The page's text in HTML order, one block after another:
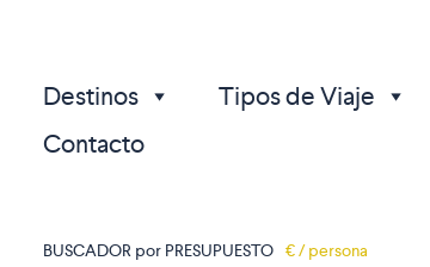
Destinos Tipos de Viaje
Contacto
BUSCADOR por PRESUPUESTO € / persona